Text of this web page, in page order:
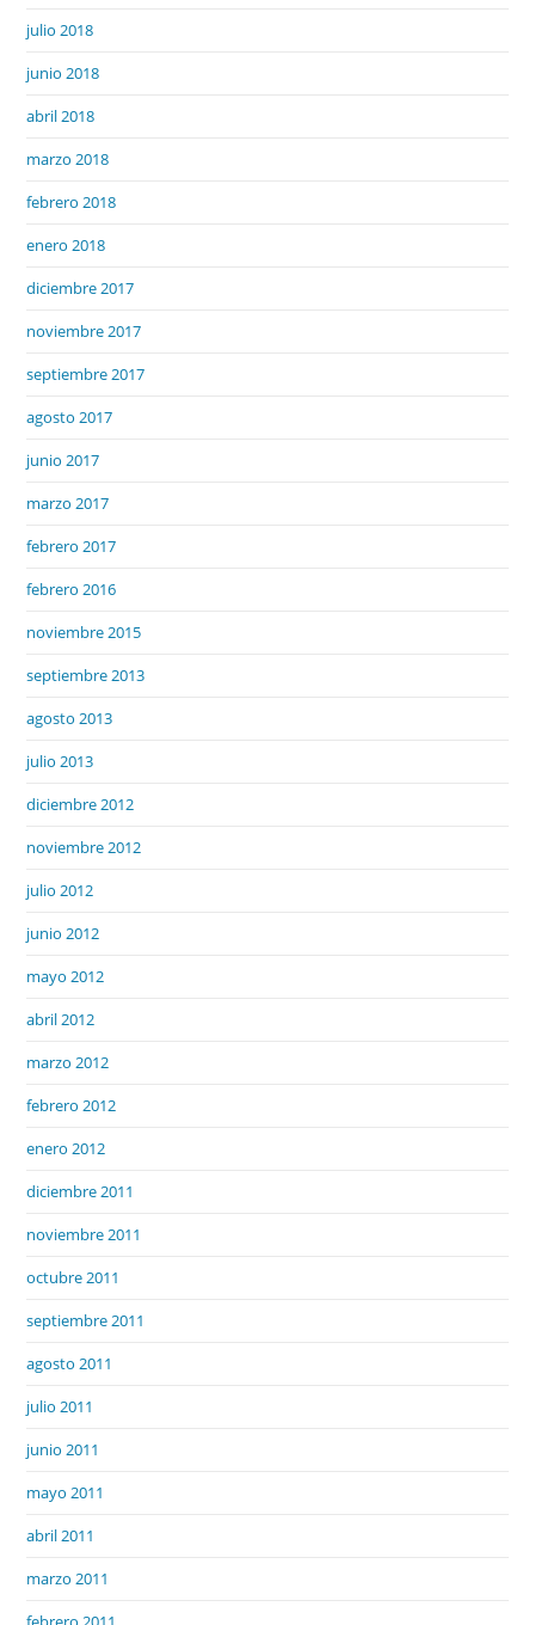
julio 2018
junio 2018
abril 2018
marzo 2018
febrero 2018
enero 2018
diciembre 2017
noviembre 2017
septiembre 2017
agosto 2017
junio 2017
marzo 2017
febrero 2017
febrero 2016
noviembre 2015
septiembre 2013
agosto 2013
julio 2013
diciembre 2012
noviembre 2012
julio 2012
junio 2012
mayo 2012
abril 2012
marzo 2012
febrero 2012
enero 2012
diciembre 2011
noviembre 2011
octubre 2011
septiembre 2011
agosto 2011
julio 2011
junio 2011
mayo 2011
abril 2011
marzo 2011